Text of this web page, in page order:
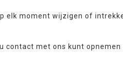
elk moment wijzigen of
met ons kunt opnemen